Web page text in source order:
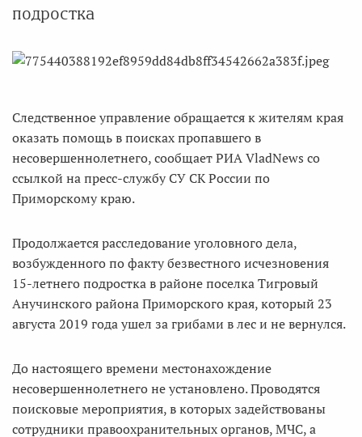
подростка
Следственное управление обращается к жителям края
оказать помощь в поисках пропавшего в
несовершеннолетнего, сообщает РИА VladNews со
ссылкой на пресс-службу СУ СК России по
Приморскому краю.
Продолжается расследование уголовного дела,
возбужденного по факту безвестного исчезновения
15-летнего подростка в районе поселка Тигровый
Анучинского района Приморского края, который 23
августа 2019 года ушел за грибами в лес и не вернулся.
До настоящего времени местонахождение
несовершеннолетнего не установлено. Проводятся
поисковые мероприятия, в которых задействованы
сотрудники правоохранительных органов, МЧС, а